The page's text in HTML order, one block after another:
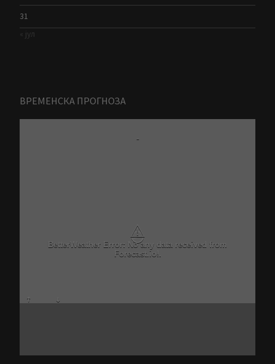
31
« јул
ВРЕМЕНСКА ПРОГНОЗА
-
⚠
BetterWeather Error: No any data received from
Forecast.io!.